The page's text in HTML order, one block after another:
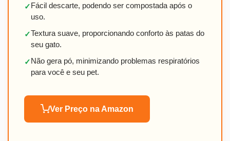
✓Fácil descarte, podendo ser compostada após o
uso.
✓Textura suave, proporcionando conforto às patas do
seu gato.
✓Não gera pó, minimizando problemas respiratórios
para você e seu pet.
Ver Preço na Amazon